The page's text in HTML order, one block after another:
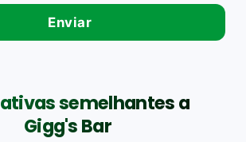
semelhantes a
Gigg's Bar